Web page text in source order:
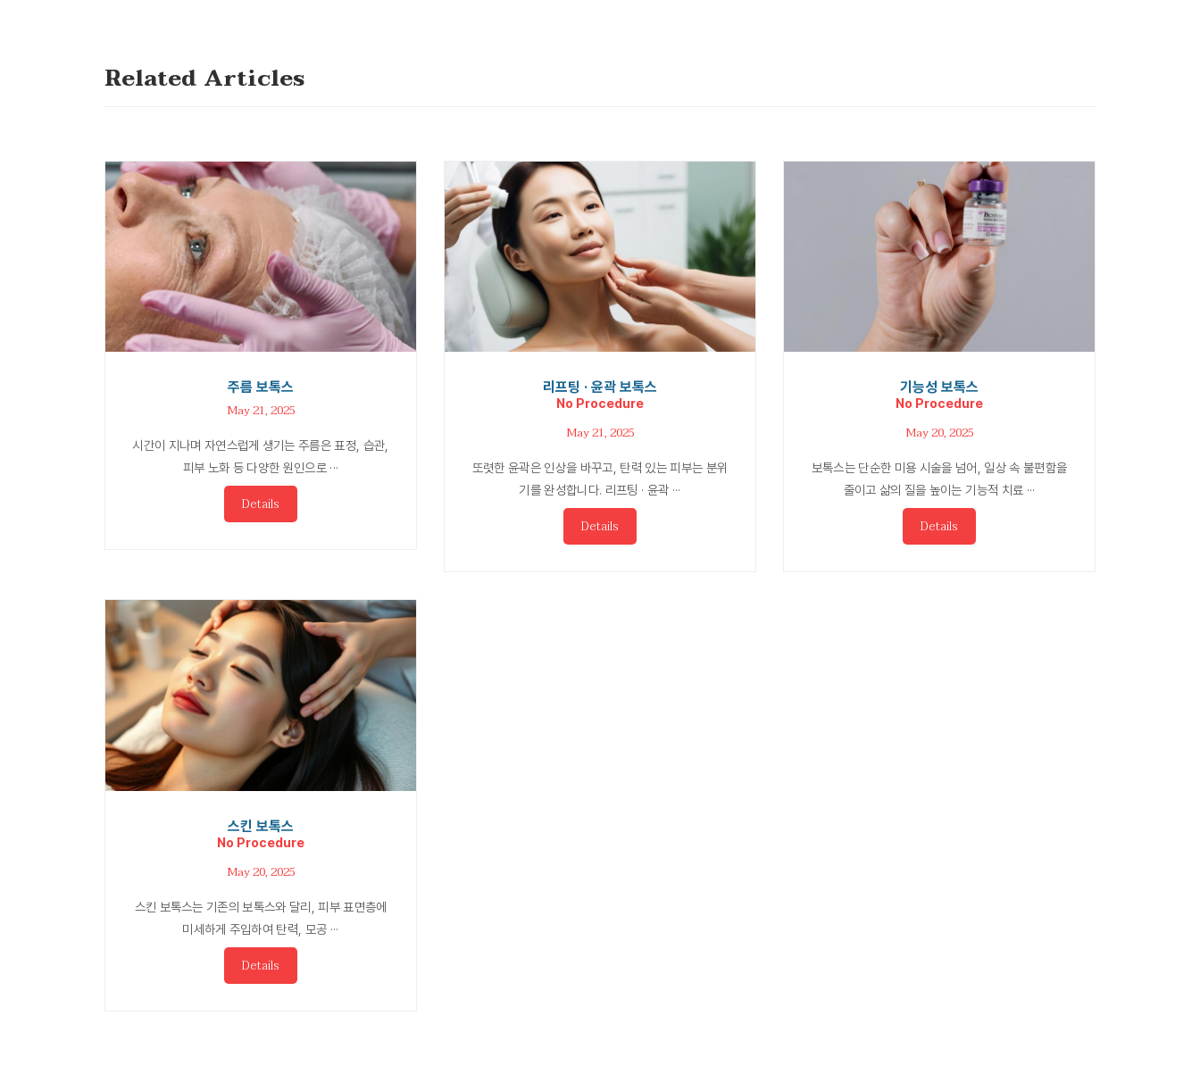
Related Articles
주름 보톡스
May 21, 2025
시간이 지나며 자연스럽게 생기는 주름은 표정, 습관,
피부 노화 등 다양한 원인으로 ···
Details
리프팅 · 윤곽 보톡스
No Procedure
May 21, 2025
또렷한 윤곽은 인상을 바꾸고, 탄력 있는 피부는 분위
기를 완성합니다. 리프팅 · 윤곽 ···
Details
기능성 보톡스
No Procedure
May 20, 2025
보톡스는 단순한 미용 시술을 넘어, 일상 속 불편함을
줄이고 삶의 질을 높이는 기능적 치료 ···
Details
스킨 보톡스
No Procedure
May 20, 2025
스킨 보톡스는 기존의 보톡스와 달리, 피부 표면층에
미세하게 주입하여 탄력, 모공 ···
Details